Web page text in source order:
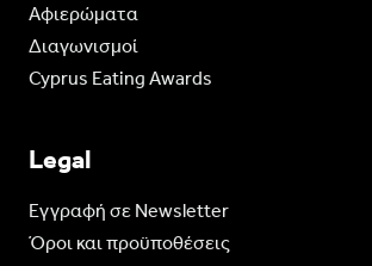
Aφιερώματα
Διαγωνισμοί
Cyprus Eating Awards
Legal
Eγγραφή σε Newsletter
Όροι και προϋποθέσεις